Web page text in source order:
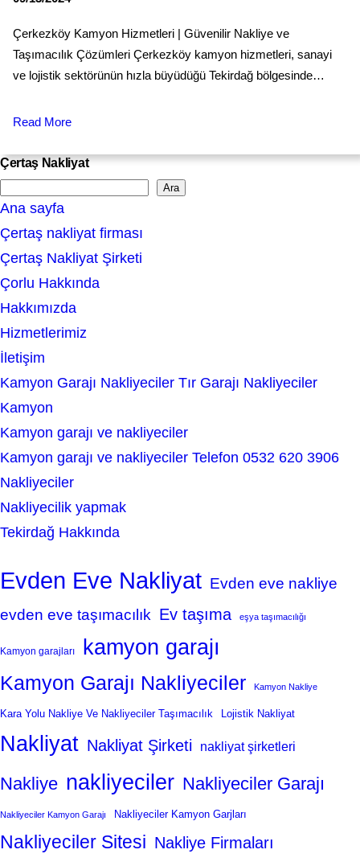
Çerkezköy Kamyon Hizmetleri | Güvenilir Nakliye ve
Taşımacılık Çözümleri Çerkezköy kamyon hizmetleri, sanayi
ve lojistik sektörünün hızla büyüdüğü Tekirdağ bölgesinde…
Read More
Çertaş Nakliyat
e
a
r
c
h
Ara
Ana sayfa
Çertaş nakliyat firması
Çertaş Nakliyat Şirketi
Çorlu Hakkında
Hakkımızda
Hizmetlerimiz
İletişim
Kamyon Garajı Nakliyeciler Tır Garajı Nakliyeciler
Kamyon
Kamyon garajı ve nakliyeciler
Kamyon garajı ve nakliyeciler Telefon 0532 620 3906
Nakliyeciler
Nakliyecilik yapmak
Tekirdağ Hakkında
Evden Eve Nakliyat Evden eve nakliye
evden eve taşımacılık Ev taşıma eşya taşımacılığı
Kamyon garajları kamyon garajı
Kamyon Garajı Nakliyeciler Kamyon Nakliye
Kara Yolu Nakliye Ve Nakliyeciler Taşımacılık Lojistik Nakliyat
Nakliyat Nakliyat Şirketi nakliyat şirketleri
Nakliye nakliyeciler Nakliyeciler Garajı
Nakliyeciler Kamyon Garajı Nakliyeciler Kamyon Garjları
Nakliyeciler Sitesi Nakliye Firmaları